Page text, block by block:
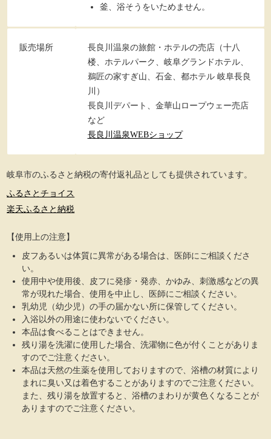
釜、浴そうをいためません。
販売場所
長良川温泉の旅館・ホテルの売店（十八
楼、ホテルパーク、岐阜グランドホテル、
鵜匠の家すぎ山、石金、都ホテル 岐阜長良
川）
長良川デパート、金華山ロープウェー売店
など
長良川温泉WEBショップ
岐阜市のふるさと納税の寄付返礼品としても提供されています。
ふるさとチョイス
楽天ふるさと納税
【使用上の注意】
皮フあるいは体質に異常がある場合は、医師にご相談くださ
い。
使用中や使用後、皮フに発疹・発赤、かゆみ、刺激感などの異
常が現れた場合、使用を中止し、医師にご相談ください。
乳幼児（幼少児）の手の届かない所に保管してください。
入浴以外の用途に使わないでください。
本品は食べることはできません。
残り湯を洗濯に使用した場合、洗濯物に色が付くことがありま
すのでご注意ください。
本品は天然の生薬を使用しておりますので、浴槽の材質により
まれに臭い又は着色することがありますのでご注意ください。
また、残り湯を放置すると、浴槽のまわりが黄色くなることが
ありますのでご注意ください。